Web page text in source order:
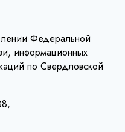
Федеральной
информационных
по Свердловской